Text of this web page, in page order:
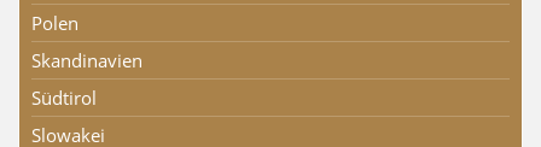
Polen
Skandinavien
Südtirol
Slowakei